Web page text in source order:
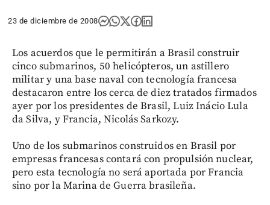
23 de diciembre de 2008
Los acuerdos que le permitirán a Brasil construir
cinco submarinos, 50 helicópteros, un astillero
militar y una base naval con tecnología francesa
destacaron entre los cerca de diez tratados firmados
ayer por los presidentes de Brasil, Luiz Inácio Lula
da Silva, y Francia, Nicolás Sarkozy.
Uno de los submarinos construidos en Brasil por
empresas francesas contará con propulsión nuclear,
pero esta tecnología no será aportada por Francia
sino por la Marina de Guerra brasileña.